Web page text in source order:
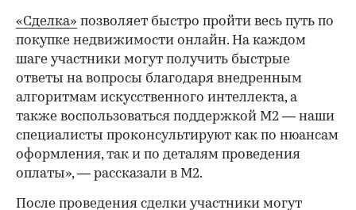
«Сделка» позволяет быстро пройти весь путь по
покупке недвижимости онлайн. На каждом
шаге участники могут получить быстрые
ответы на вопросы благодаря внедренным
алгоритмам искусственного интеллекта, а
также воспользоваться поддержкой М2 — наши
специалисты проконсультируют как по нюансам
оформления, так и по деталям проведения
оплаты», — рассказали в M2.
После проведения сделки участники могут